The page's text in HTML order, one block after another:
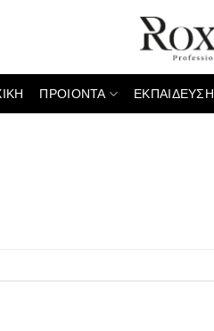
ΠΡΟΙΟΝΤΑ ΕΚΠΑΙΔΕΥΣΗ